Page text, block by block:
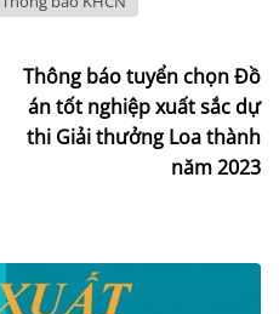
Thông báo tuyển chọn Đồ
án tốt nghiệp xuất sắc dự
thi Giải thưởng Loa thành
năm 2023